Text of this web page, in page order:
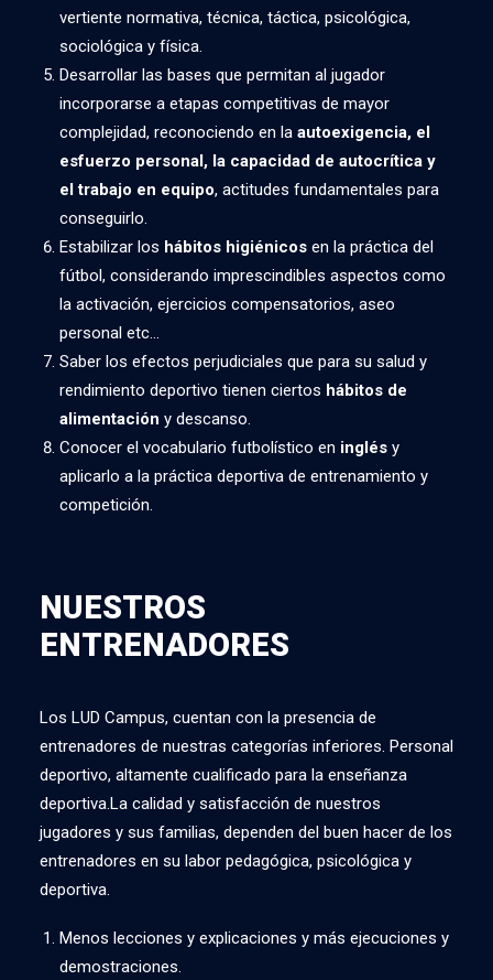
vertiente normativa, técnica, táctica, psicológica,
sociológica y física.
Desarrollar las bases que permitan al jugador
incorporarse a etapas competitivas de mayor
complejidad, reconociendo en la autoexigencia, el
esfuerzo personal, la capacidad de autocrítica y
el trabajo en equipo, actitudes fundamentales para
conseguirlo.
Estabilizar los hábitos higiénicos en la práctica del
fútbol, considerando imprescindibles aspectos como
la activación, ejercicios compensatorios, aseo
personal etc…
Saber los efectos perjudiciales que para su salud y
rendimiento deportivo tienen ciertos hábitos de
alimentación y descanso.
Conocer el vocabulario futbolístico en inglés y
aplicarlo a la práctica deportiva de entrenamiento y
competición.
NUESTROS
ENTRENADORES
Los LUD Campus, cuentan con la presencia de
entrenadores de nuestras categorías inferiores. Personal
deportivo, altamente cualificado para la enseñanza
deportiva.La calidad y satisfacción de nuestros
jugadores y sus familias, dependen del buen hacer de los
entrenadores en su labor pedagógica, psicológica y
deportiva.
Menos lecciones y explicaciones y más ejecuciones y
demostraciones.